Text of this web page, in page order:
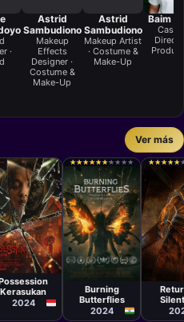
·
Astrid
Sambudiono
Makeup
Effects
Designer ·
Costume &
Make-Up
Astrid
Sambudiono
Makeup Artist
· Costume &
Make-Up
Baim
Ver más
Película
Razka Robby
Ertanto
Kerasukan
2024
★
★★
★★
★★
★★
★★
★★
★ ★
★ ★
★ ★
★
Película
Shailik
Bhaumik
Burning
Butterflies
2024
★
★★
★★
★★
★★
★
Gans